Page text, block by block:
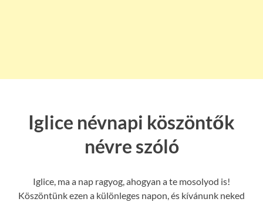
Iglice névnapi köszöntők
névre szóló
Iglice, ma a nap ragyog, ahogyan a te mosolyod is!
Köszöntünk ezen a különleges napon, és kívánunk neked